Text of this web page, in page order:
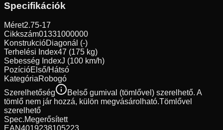
Specifikációk
Méret2.75-17
Cikkszám01331000000
KonstrukcióDiagonál (-)
Terhelési Index47 (175 kg)
Sebesség IndexJ (100 km/h)
PozícióElső/Hátsó
KategóriaRobogó
Szerelhetőség
Belső gumival (tömlővel) szerelhető. A
tömlő nem jár hozzá, külön megvásárolható.Tömlővel
szerelhető
Spec.Megerősített